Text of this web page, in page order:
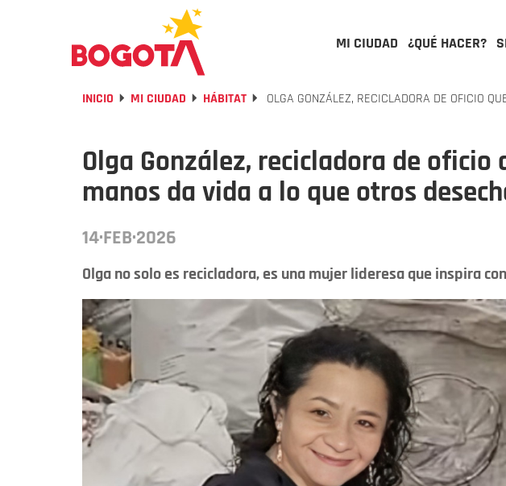
MI CIUDAD ¿QUÉ HACER?
INICIO MI CIUDAD HÁBITAT OLGA GONZÁLEZ, RECICLADORA DE OFICIO
Olga González, recicladora de oficio
manos da vida a lo que otros
14·FEB·2026
Olga no solo es recicladora, es una mujer lideresa que inspira